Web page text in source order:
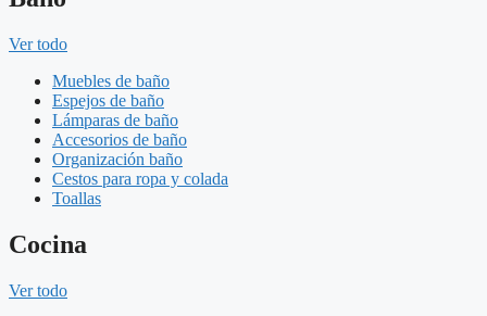
Ver todo
Muebles de baño
Espejos de baño
Lámparas de baño
Accesorios de baño
Organización baño
Cestos para ropa y colada
Toallas
Cocina
Ver todo